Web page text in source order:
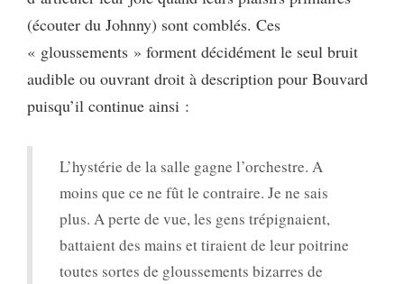
(écouter du Johnny) sont comblés. Ces
« gloussements » forment décidément le seul bruit
audible ou ouvrant droit à description pour Bouvard
puisqu’il continue ainsi :
L’hystérie de la salle gagne l’orchestre. A
moins que ce ne fût le contraire. Je ne sais
plus. A perte de vue, les gens trépignaient,
battaient des mains et tiraient de leur poitrine
toutes sortes de gloussements bizarres de